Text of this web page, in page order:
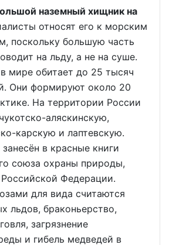
наземный хищник на
относят его к морским
поскольку большую часть
на льду, а не на суше.
мире обитает до 25 тысяч
Они формируют около 20
На территории России
аляскинскую,
карскую и лаптевскую.
в красные книги
союза охраны природы,
Федерации.
для вида считаются
льдов, браконьерство,
загрязнение
и гибель медведей в